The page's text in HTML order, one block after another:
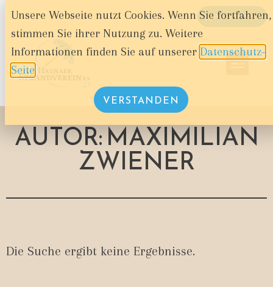
WARENKORB
AUTOR:MAXIMILIAN
ZWIENER
Die Suche ergibt keine Ergebnisse.
Unsere Webseite nutzt Cookies. Wenn Sie fortfahren,
stimmen Sie ihrer Nutzung zu. Weitere
Informationen finden Sie auf unserer Datenschutz-
Seite
VERSTANDEN